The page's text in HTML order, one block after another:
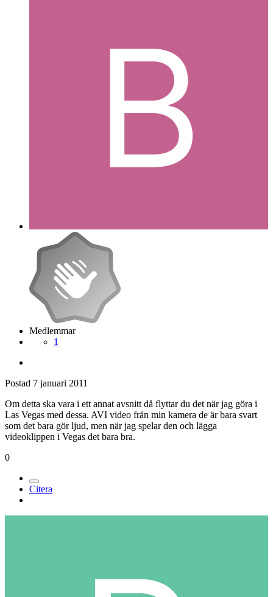
Medlemmar
1
Postad 7 januari 2011
Om detta ska vara i ett annat avsnitt då flyttar du det när jag göra i
Las Vegas med dessa. AVI video från min kamera de är bara svart
som det bara gör ljud, men när jag spelar den och lägga
videoklippen i Vegas det bara bra.
0
Citera